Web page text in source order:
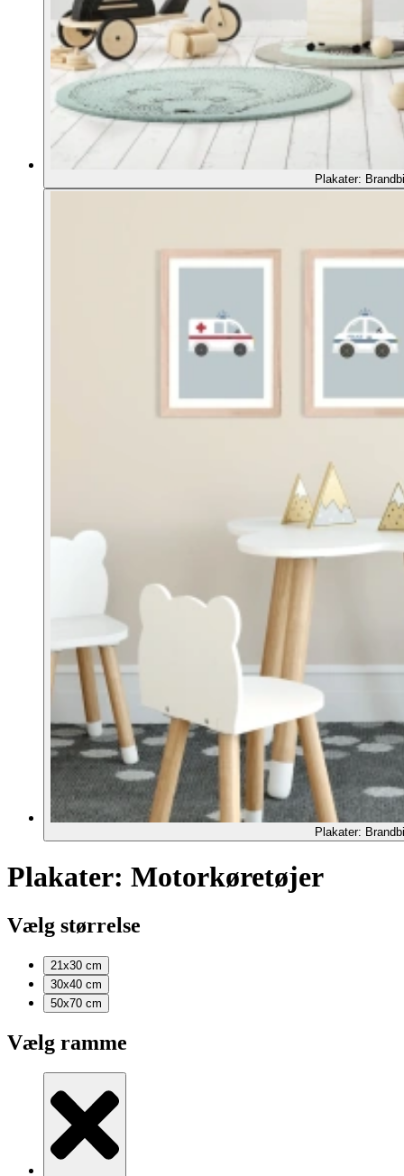
Plakater:
Plakater:
Plakater: Motorkøretøjer
Vælg størrelse
21x30 cm
30x40 cm
50x70 cm
Vælg ramme